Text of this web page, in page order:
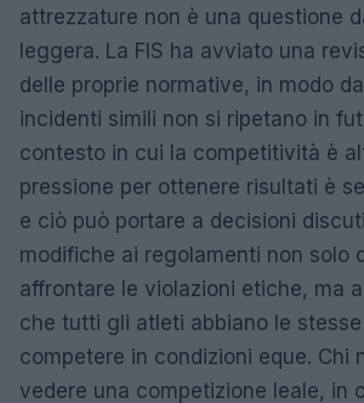
attrezzature non è una questione
leggera. La FIS ha avviato una
delle proprie normative, in modo
incidenti simili non si ripetano in
contesto in cui la competitività è
pressione per ottenere risultati è
e ciò può portare a decisioni
modifiche ai regolamenti non solo
affrontare le violazioni etiche, ma
che tutti gli atleti abbiano le
competere in condizioni eque. Chi
vedere una competizione leale, in